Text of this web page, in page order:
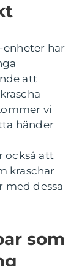
enheter har
att
vi
händer
också att
kraschar
med dessa
som